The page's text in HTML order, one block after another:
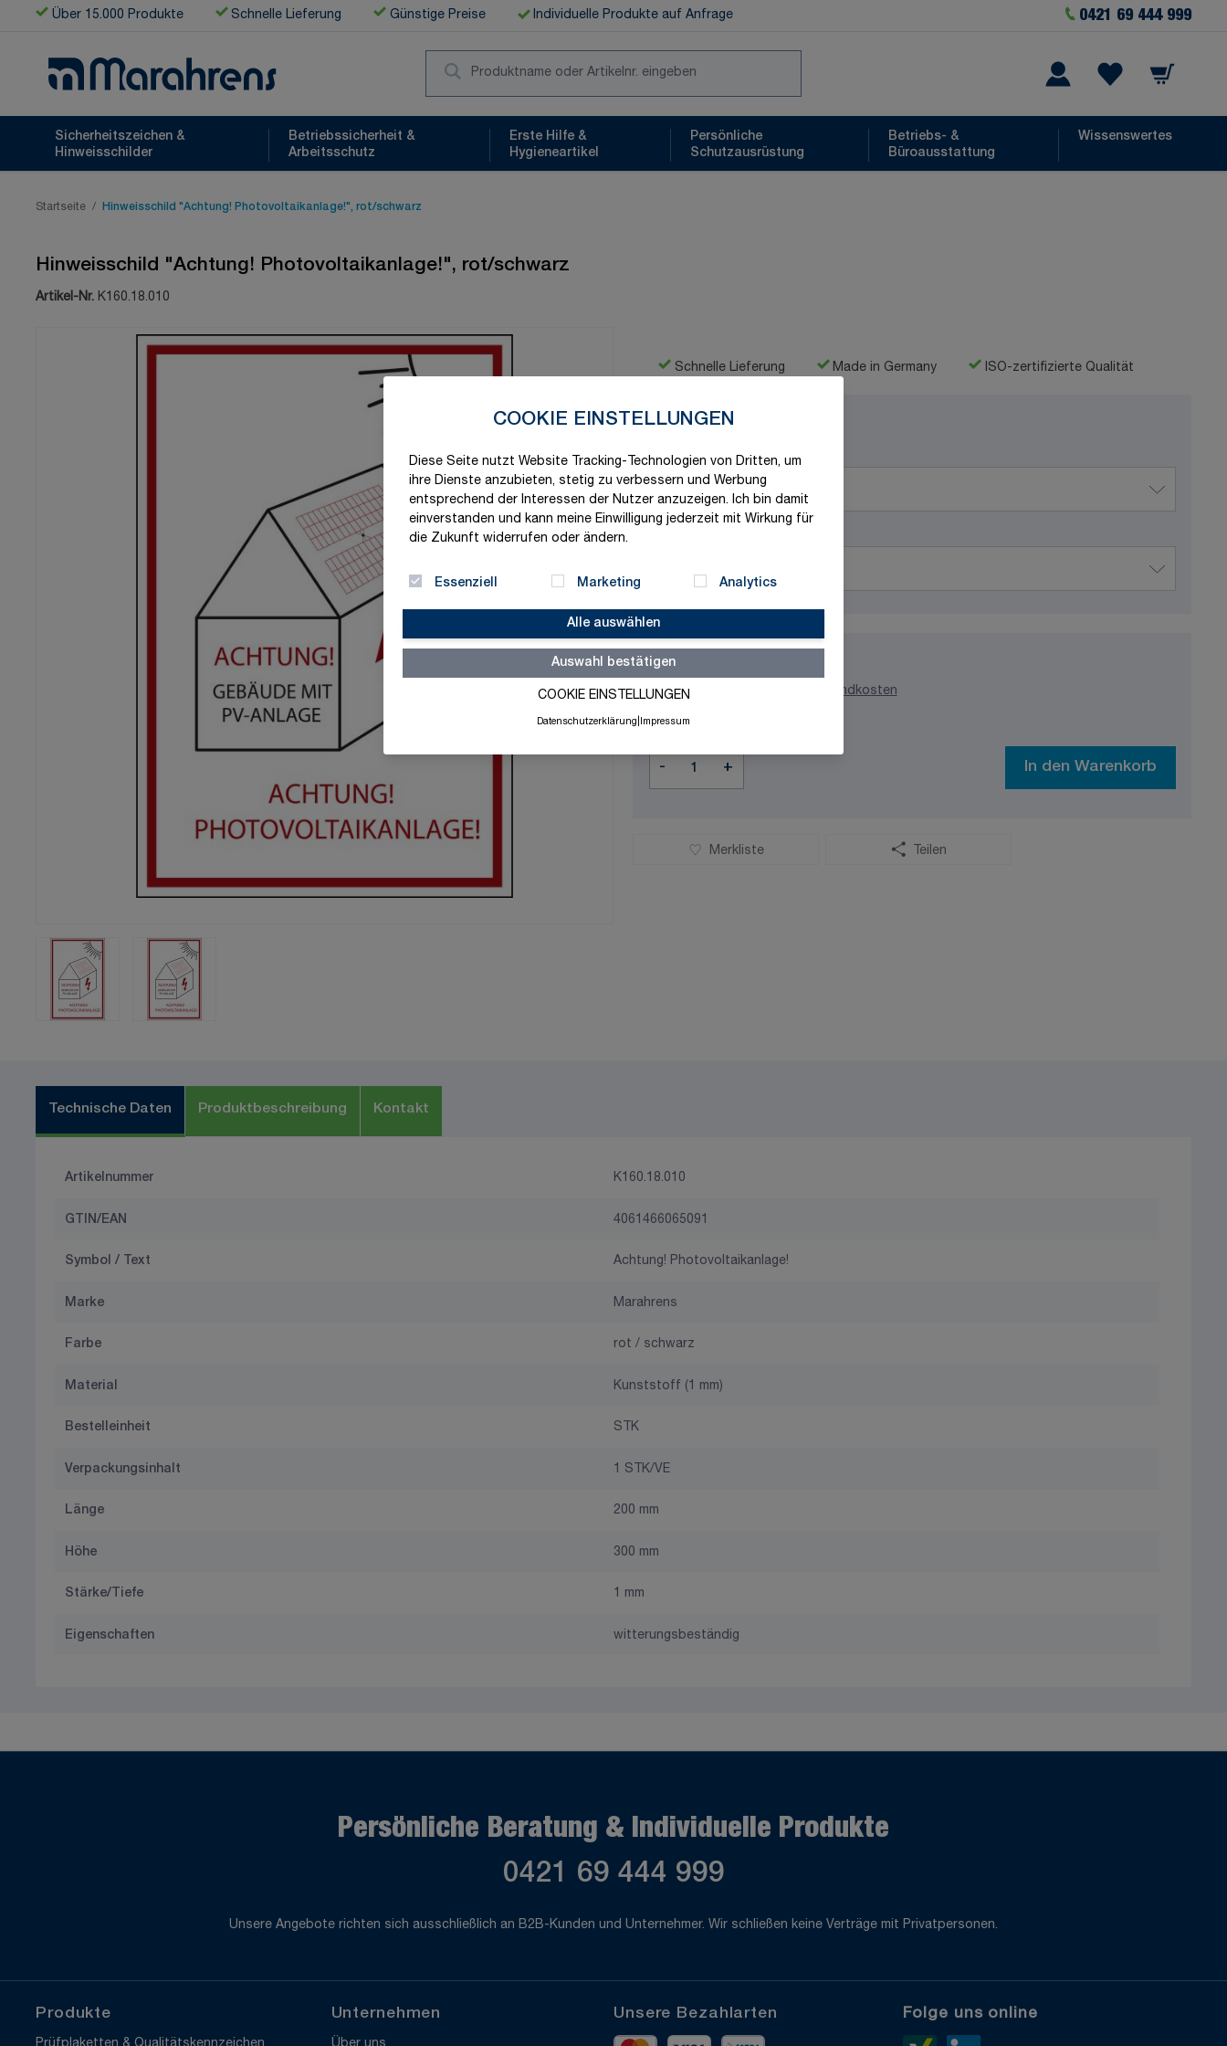
COOKIE EINSTELLUNGEN
Diese Seite nutzt Website Tracking-Technologien von Dritten, um
ihre Dienste anzubieten, stetig zu verbessern und Werbung
entsprechend der Interessen der Nutzer anzuzeigen. Ich bin damit
einverstanden und kann meine Einwilligung jederzeit mit Wirkung für
die Zukunft widerrufen oder ändern.
Essenziell Marketing Analytics
Alle auswählen
Auswahl bestätigen
COOKIE EINSTELLUNGEN
Datenschutzerklärung Impressum
Zum Inhalt springen
Über 15.000 Produkte Schnelle Lieferung Günstige Preise Individuelle Produkte auf Anfrage 0421 69 444 999
Warenkorb
Sicherheitszeichen &
Hinweisschilder
Betriebssicherheit &
Arbeitsschutz
Erste Hilfe &
Hygieneartikel
Persönliche
Schutzausrüstung
Betriebs- &
Büroausstattung
Wissenswertes
Startseite / Hinweisschild "Achtung! Photovoltaikanlage!", rot/schwarz
Hinweisschild "Achtung! Photovoltaikanlage!", rot/schwarz
Artikel-Nr. K160.18.010
Schnelle Lieferung Made in Germany ISO-zertifizierte Qualität
Produktvariation wählen
Maße
7,74 €
exklusive MwSt. und zzgl. Versandkosten
Versandbereit in 1-2 Tage
Menge
- + In den Warenkorb
Merkliste Teilen
Technische Daten Produktbeschreibung Kontakt
Artikelnummer K160.18.010
GTIN/EAN 4061466065091
Symbol / Text Achtung! Photovoltaikanlage!
Marke Marahrens
Farbe rot / schwarz
Material Kunststoff (1 mm)
Bestelleinheit STK
Verpackungsinhalt 1 STK/VE
Länge 200 mm
Höhe 300 mm
Stärke/Tiefe 1 mm
Eigenschaften witterungsbeständig
Persönliche Beratung & Individuelle Produkte
0421 69 444 999
Unsere Angebote richten sich ausschließlich an B2B-Kunden und Unternehmer. Wir schließen keine Verträge mit Privatpersonen.
Produkte Unternehmen Unsere Bezahlarten Folge uns online